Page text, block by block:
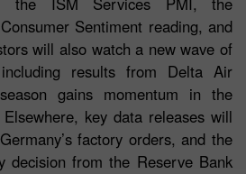
Sentiment reading, and
will also watch a new wave of
results from Delta Air
gains momentum in the
key data releases will
factory orders, and the
decision from the Reserve Bank